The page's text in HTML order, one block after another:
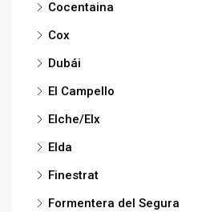
Cocentaina
Cox
Dubái
El Campello
Elche/Elx
Elda
Finestrat
Formentera del Segura